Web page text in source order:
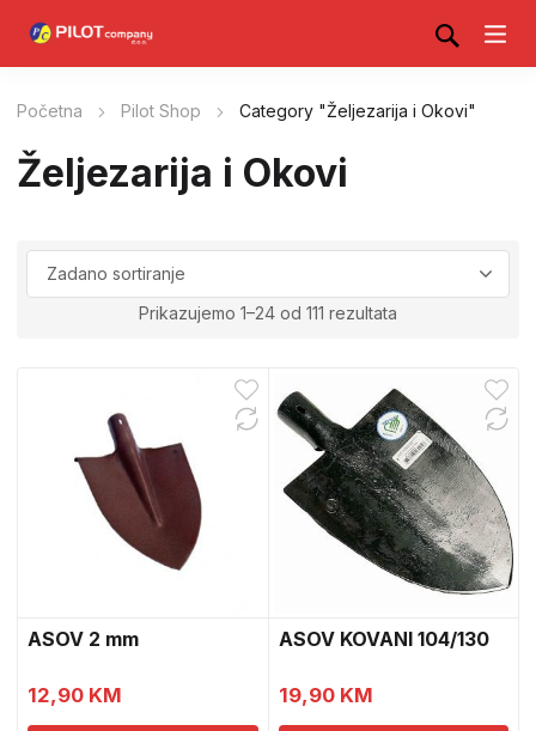
Početna Pilot Shop Category "Željezarija i Okovi"
Željezarija i Okovi
Prikazujemo 1–24 od 111 rezultata
ASOV 2 mm
12,90 KM
ASOV KOVANI 104/130
19,90 KM